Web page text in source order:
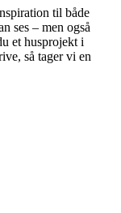
til både
ses – men også
et husprojekt i
så tager vi en